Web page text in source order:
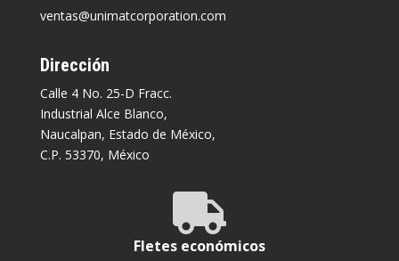
ventas@unimatcorporation.com
Dirección
Calle 4 No. 25-D Fracc.
Industrial Alce Blanco,
Naucalpan, Estado de México,
C.P. 53370, México

Fletes económicos